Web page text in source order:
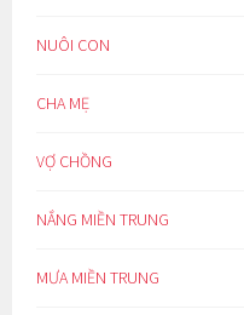
NUÔI CON
CHA MẸ
VỢ CHỒNG
NẮNG MIỀN TRUNG
MƯA MIỀN TRUNG